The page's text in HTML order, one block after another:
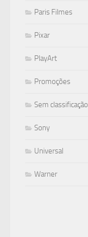
Paris Filmes
Pixar
PlayArt
Promoções
Sem classificação
Sony
Universal
Warner